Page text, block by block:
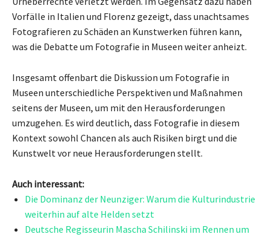
Vorfälle in Italien und Florenz gezeigt, dass unachtsames
Fotografieren zu Schäden an Kunstwerken führen kann,
was die Debatte um Fotografie in Museen weiter anheizt.
Insgesamt offenbart die Diskussion um Fotografie in
Museen unterschiedliche Perspektiven und Maßnahmen
seitens der Museen, um mit den Herausforderungen
umzugehen. Es wird deutlich, dass Fotografie in diesem
Kontext sowohl Chancen als auch Risiken birgt und die
Kunstwelt vor neue Herausforderungen stellt.
Auch interessant:
Die Dominanz der Neunziger: Warum die Kulturindustrie
weiterhin auf alte Helden setzt
Deutsche Regisseurin Mascha Schilinski im Rennen um